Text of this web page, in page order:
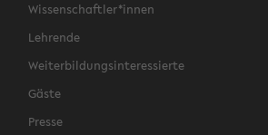
Wissenschaftler*innen
Lehrende
Weiterbildungsinteressierte
Gäste
Presse